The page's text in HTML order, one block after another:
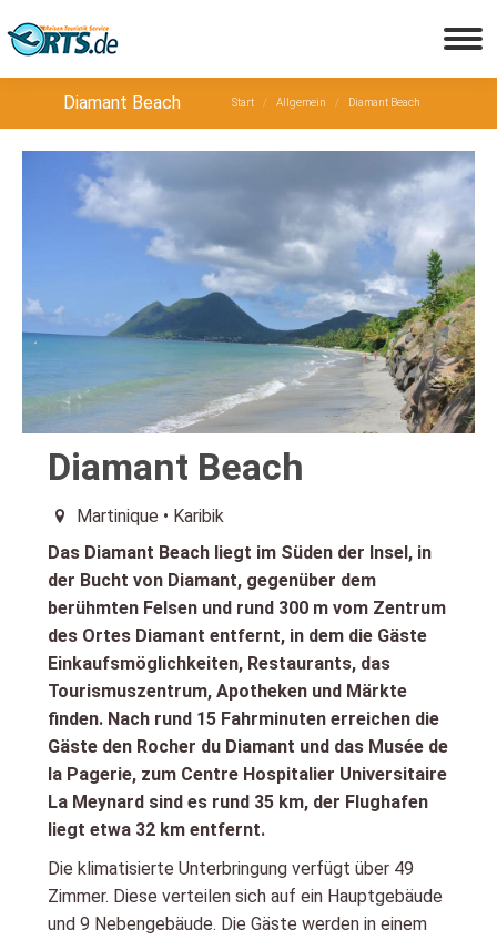
Diamant Beach Sie befinden sich hier:
Start Allgemein Diamant Beach
Diamant Beach
Martinique • Karibik
Das Diamant Beach liegt im Süden der Insel, in
der Bucht von Diamant, gegenüber dem
berühmten Felsen und rund 300 m vom Zentrum
des Ortes Diamant entfernt, in dem die Gäste
Einkaufsmöglichkeiten, Restaurants, das
Tourismuszentrum, Apotheken und Märkte
finden. Nach rund 15 Fahrminuten erreichen die
Gäste den Rocher du Diamant und das Musée de
la Pagerie, zum Centre Hospitalier Universitaire
La Meynard sind es rund 35 km, der Flughafen
liegt etwa 32 km entfernt.
Die klimatisierte Unterbringung verfügt über 49
Zimmer. Diese verteilen sich auf ein Hauptgebäude
und 9 Nebengebäude. Die Gäste werden in einem